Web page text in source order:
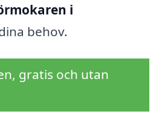
i
behov.
gratis och utan